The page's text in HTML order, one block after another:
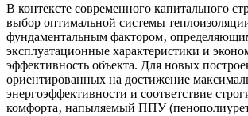
В контексте современного капитального
выбор оптимальной системы
фундаментальным фактором‚
эксплуатационные характеристики и
эффективность объекта. Для новых
ориентированных на достижение
энергоэффективности и соответствие
комфорта‚ напыляемый ППУ